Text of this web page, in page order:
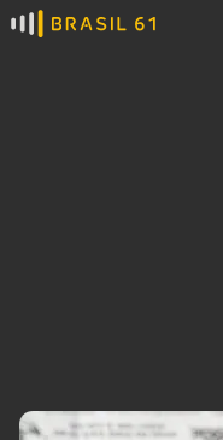
Ver todas as notícias